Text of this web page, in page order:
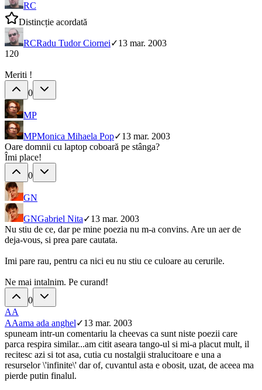
RC
Distincție acordată
RCRadu Tudor Ciornei✓13 mar. 2003
120
Meriti !
0
MP
MPMonica Mihaela Pop✓13 mar. 2003
Oare domnii cu laptop coboară pe stânga?
Îmi place!
0
GN
GNGabriel Nita✓13 mar. 2003
Nu stiu de ce, dar pe mine poezia nu m-a convins. Are un aer de
deja-vous, si prea pare cautata.
Imi pare rau, pentru ca nici eu nu stiu ce culoare au cerurile.
Ne mai intalnim. Pe curand!
0
AA
AAama ada anghel✓13 mar. 2003
spuneam intr-un comentariu la cheevas ca sunt niste poezii care
parca respira similar...am citit aseara tango-ul si mi-a placut mult, il
recitesc azi si tot asa, cutia cu nostalgii stralucitoare e una a
resurselor \'infinite\' dar of, cuvantul asta e obosit, uzat, de aceea ma
pierde putin finalul.